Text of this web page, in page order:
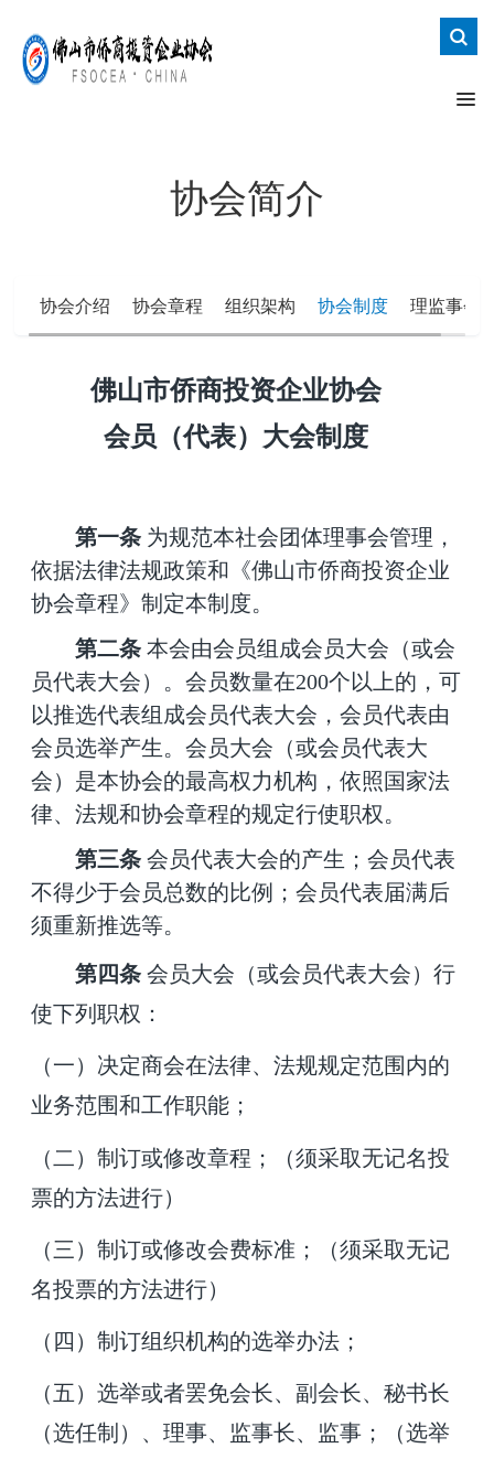
协会简介
协会介绍 协会章程 组织架构 协会制度 理监事会
佛山市侨商投资企业协会
会员（代表）大会制度
第一条 为规范本社会团体理事会管理，
依据法律法规政策和《佛山市侨商投资企业
协会章程》制定本制度。
第二条 本会由会员组成会员大会（或会
员代表大会）。会员数量在200个以上的，可
以推选代表组成会员代表大会，会员代表由
会员选举产生。会员大会（或会员代表大
会）是本协会的最高权力机构，依照国家法
律、法规和协会章程的规定行使职权。
第三条 会员代表大会的产生；会员代表
不得少于会员总数的比例；会员代表届满后
须重新推选等。
第四条 会员大会（或会员代表大会）行
使下列职权：
（一）决定商会在法律、法规规定范围内的
业务范围和工作职能；
（二）制订或修改章程；（须采取无记名投
票的方法进行）
（三）制订或修改会费标准；（须采取无记
名投票的方法进行）
（四）制订组织机构的选举办法；
（五）选举或者罢免会长、副会长、秘书长
（选任制）、理事、监事长、监事；（选举